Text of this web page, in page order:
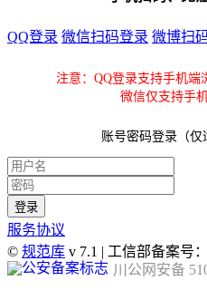
QQ登录 微信扫码登录 微博扫
注意：QQ登录支持手机
微信仅支持手
账号密码登录（仅
服务协议
© 规范库 v 7.1 | 工信部备案号：
川公网安备